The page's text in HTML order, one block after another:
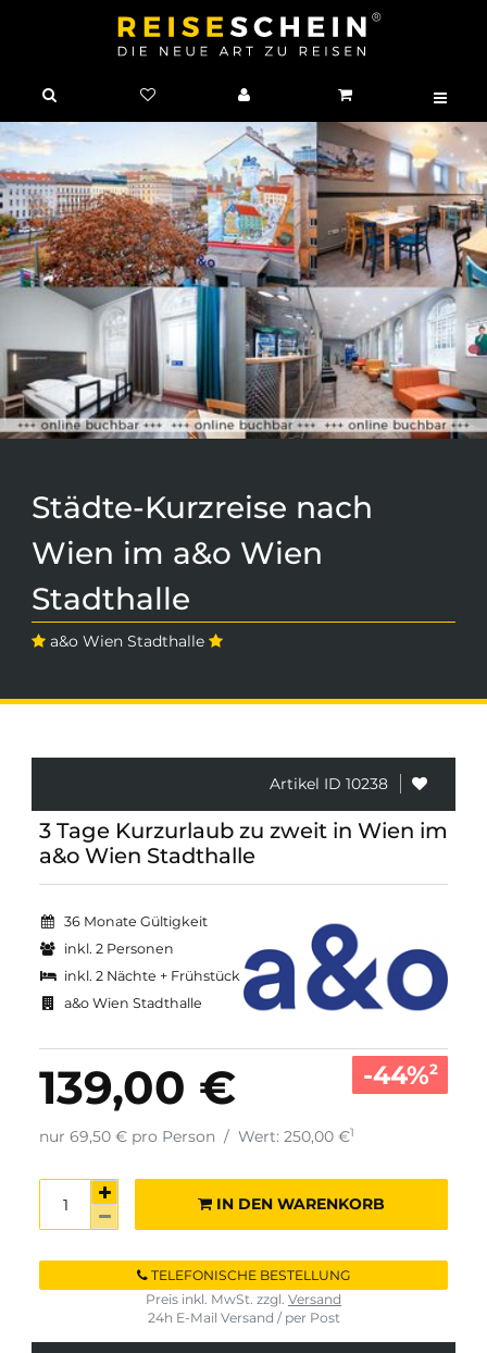
Städte-Kurzreise nach
Wien im a&o Wien
Stadthalle
a&o Wien Stadthalle
Artikel ID 10238
3 Tage Kurzurlaub zu zweit in Wien im
a&o Wien Stadthalle
36 Monate Gültigkeit
inkl. 2 Personen
inkl. 2 Nächte + Frühstück
a&o Wien Stadthalle
139,00 € -44%2
nur 69,50 € pro Person / Wert: 250,00 €1
IN DEN WARENKORB
TELEFONISCHE BESTELLUNG
Preis inkl. MwSt. zzgl. Versand
24h E-Mail Versand / per Post